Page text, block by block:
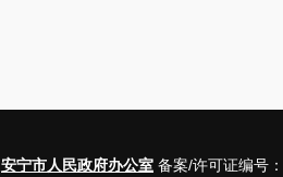
安宁市人民政府办公室 备案/许可证编号：